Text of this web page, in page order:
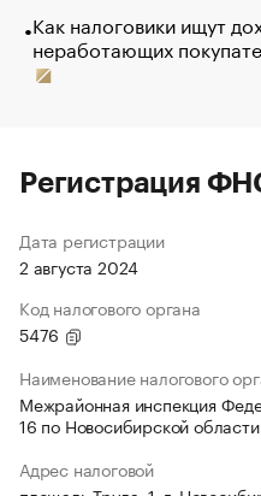
Как налоговики ищут
неработающих
Регистрация
Дата регистрации
2 августа 2024
Код налогового органа
5476
Наименование налогового
Межрайонная инспекция
16 по Новосибирской области
Адрес налоговой